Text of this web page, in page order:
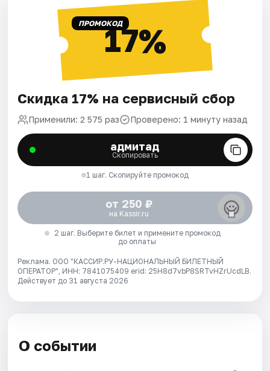
ПРОМОКОД17%
Скидка 17% на сервисный сбор
Применили: 2 575 раз Проверено: 1 минуту назад
адмитад
Скопировать
1 шаг. Скопируйте промокод
от 250 ₽
на Kassir.ru
2 шаг. Выберите билет и примените промокод
до оплаты
Реклама. ООО "КАССИР.РУ-НАЦИОНАЛЬНЫЙ БИЛЕТНЫЙ
ОПЕРАТОР", ИНН: 7841075409 erid: 25H8d7vbP8SRTvHZrUcdLB.
Действует до 31 августа 2026
О событии